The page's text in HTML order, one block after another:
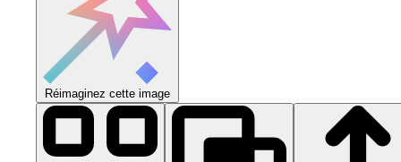
Réimaginez cette image